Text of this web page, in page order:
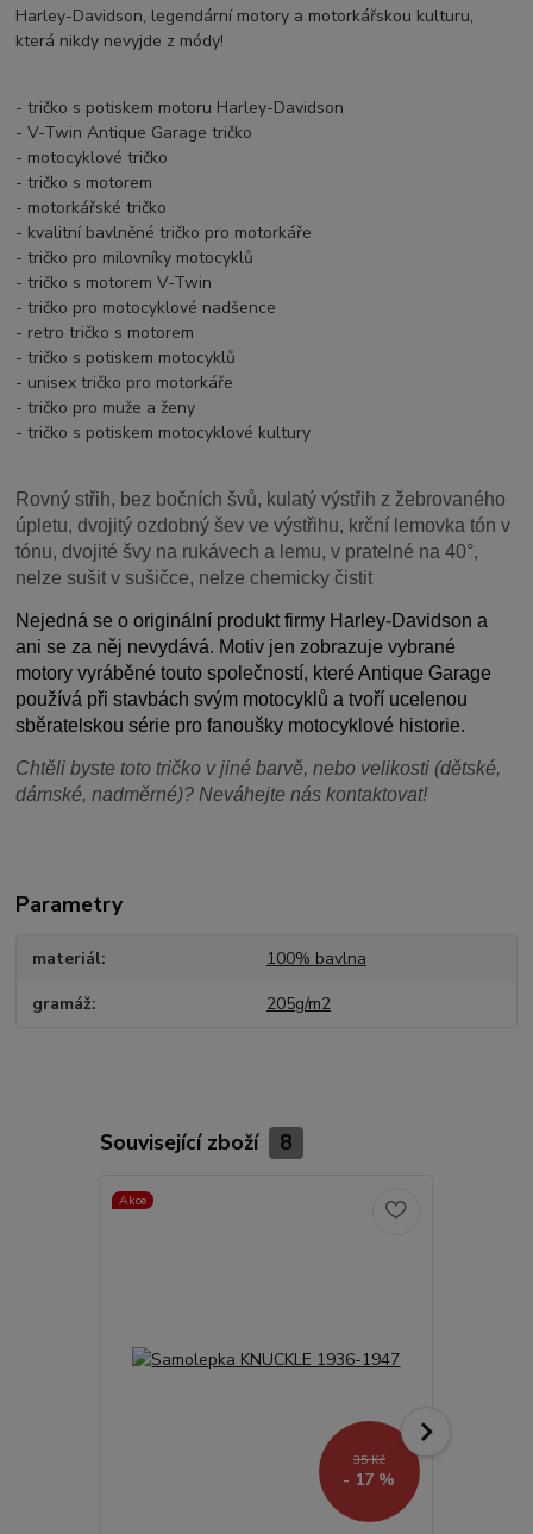
Harley-Davidson, legendární motory a motorkářskou kulturu,
která nikdy nevyjde z módy!
- tričko s potiskem motoru Harley-Davidson
- V-Twin Antique Garage tričko
- motocyklové tričko
- tričko s motorem
- motorkářské tričko
- kvalitní bavlněné tričko pro motorkáře
- tričko pro milovníky motocyklů
- tričko s motorem V-Twin
- tričko pro motocyklové nadšence
- retro tričko s motorem
- tričko s potiskem motocyklů
- unisex tričko pro motorkáře
- tričko pro muže a ženy
- tričko s potiskem motocyklové kultury
Rovný střih, bez bočních švů, kulatý výstřih z žebrovaného
úpletu, dvojitý ozdobný šev ve výstřihu, krční lemovka tón v
tónu, dvojité švy na rukávech a lemu, v pratelné na 40°,
nelze sušit v sušičce, nelze chemicky čistit
Nejedná se o originální produkt firmy Harley-Davidson a
ani se za něj nevydává. Motiv jen zobrazuje vybrané
motory vyráběné touto společností, které Antique Garage
používá při stavbách svým motocyklů a tvoří ucelenou
sběratelskou série pro fanoušky motocyklové historie.
Chtěli byste toto tričko v jiné barvě, nebo velikosti (dětské,
dámské, nadměrné)? Neváhejte nás kontaktovat!
Parametry
materiál 100% bavlna
gramáž 205g/m2
Související zboží 8
Akce
35 Kč
- 17 %